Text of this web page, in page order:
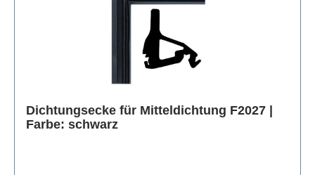
Dichtungsecke für Mitteldichtung F2027 |
Farbe: schwarz